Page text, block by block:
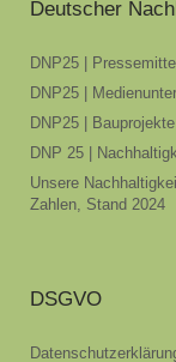
Deutscher
DNP25 |
DNP25 |
DNP25 |
DNP 25 |
Unsere
Zahlen, Stand 2024
DSGVO